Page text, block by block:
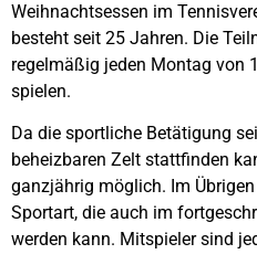
Weihnachtsessen im
besteht seit 25 Jahren. Die
regelmäßig jeden Montag von
spielen.
Da die sportliche Betätigung
beheizbaren Zelt stattfinden
ganzjährig möglich. Im
Sportart, die auch im
werden kann. Mitspieler sind